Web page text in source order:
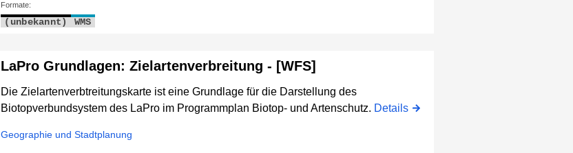
Formate:
(unbekannt) WMS
LaPro Grundlagen: Zielartenverbreitung - [WFS]
Die Zielartenverbtreitungskarte ist eine Grundlage für die Darstellung des
Biotopverbundsystem des LaPro im Programmplan Biotop- und Artenschutz. Details
Geographie und Stadtplanung